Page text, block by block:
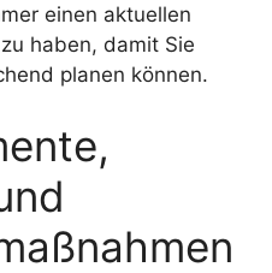
einen aktuellen
haben, damit Sie
planen können.